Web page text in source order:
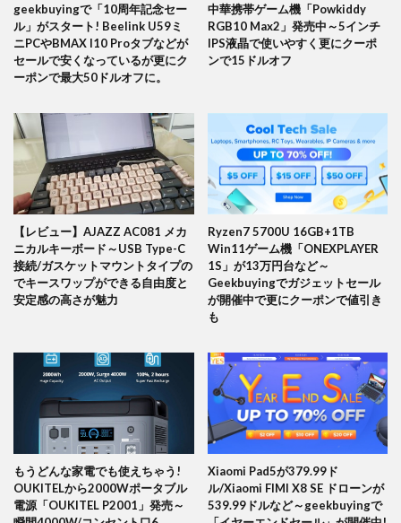
geekbuyingで「10周年記念セー
ル」がスタート! Beelink U59ミ
ニPCやBMAX I10 Proタブなどが
セールで安くなっているが更にク
ーポンで最大50ドルオフに。
中華携帯ゲーム機「Powkiddy
RGB10 Max2」発売中～5インチ
IPS液晶で使いやすく更にクーポ
ンで15ドルオフ
【レビュー】AJAZZ AC081 メカ
ニカルキーボード～USB Type-C
接続/ガスケットマウントタイプの
でキースワップができる自由度と
安定感の高さが魅力
Ryzen7 5700U 16GB+1TB
Win11ゲーム機「ONEXPLAYER
1S」が13万円台など～
Geekbuyingでガジェットセール
が開催中で更にクーポンで値引き
も
もうどんな家電でも使えちゃう!
OUKITELから2000Wポータブル
電源「OUKITEL P2001」発売～
Xiaomi Pad5が379.99ド
ル/Xiaomi FIMI X8 SE ドローンが
539.99ドルなど～geekbuyingで